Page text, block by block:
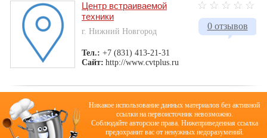
0 отзывов
Центр встраиваемой
техники
г. Нижний Новгород
Тел.: +7 (831) 413-21-31
Сайт: http://www.cvtplus.ru
Никакое использование данных материалов без активной
ссылки на первоисточник невозможно.
Соблюдайте авторские права. Нижеприведенная ссылка
предохранит вас от ненужных недоразумений.